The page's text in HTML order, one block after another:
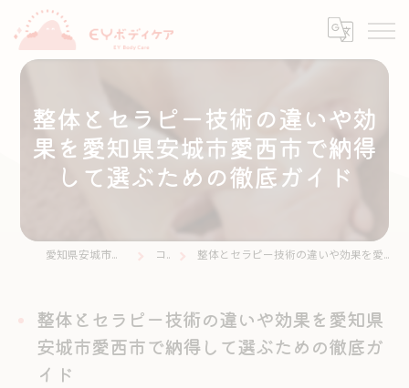
整体とセラピー技術の違いや効
果を愛知県安城市愛西市で納得
して選ぶための徹底ガイド
愛知県安城市の整体ならEYボディケア コラム 整体とセラピー技術の違いや効果を愛知県安城市愛西市で納得して選ぶための徹底ガイド
整体とセラピー技術の違いや効果を愛知県
安城市愛西市で納得して選ぶための徹底ガ
イド